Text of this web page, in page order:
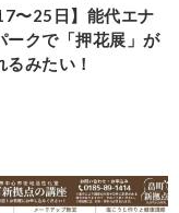
〜25日】能代エナ
ークで「押花展」が
るみたい！